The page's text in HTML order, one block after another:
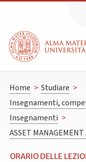
Home > Studiare >
Insegnamenti,
Insegnamenti >
ASSET
ORARIO DELLE